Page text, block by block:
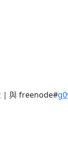
| 與 freenode#